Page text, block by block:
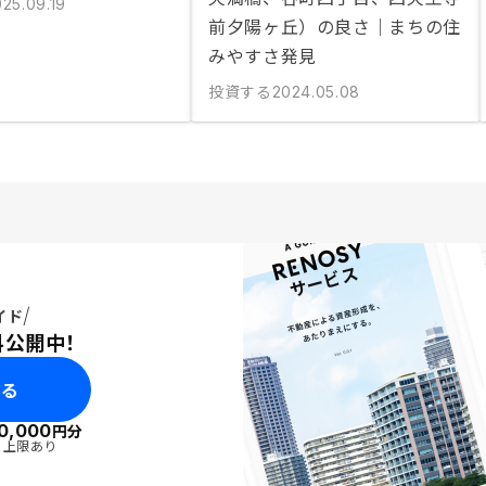
前夕陽ヶ丘）の良さ｜まちの住
みやすさ発見
投資する 2024.05.08
ド
開中！
円分
限あり